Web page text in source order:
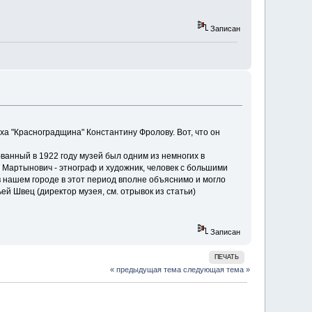
Записан
"Красноградщина" Константину Фролову. Вот, что он
в 1922 году музей был одним из немногих в
- этнограф и художник, человек с большими
городе в этот период вполне объяснимо и могло
Швец (директор музея, см. отрывок из статьи)
Записан
ПЕЧАТЬ
« предыдущая тема следующая тема »